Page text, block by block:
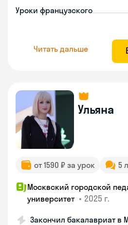
Уроки французского
Читать дальше
Ульяна
от 1590 ₽ за урок 5
Москвский городской
университет • 2025 г.
Закончил бакалавриат в